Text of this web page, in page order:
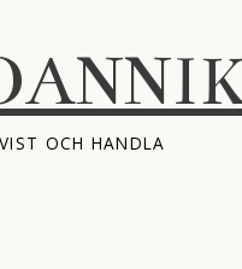
OCH HANDLA